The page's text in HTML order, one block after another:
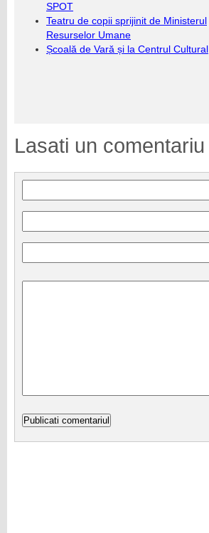
SPOT
Teatru de copii sprijinit de Ministerul
Resurselor Umane
Școală de Vară și la Centrul Cultural
Lasati un comentariu